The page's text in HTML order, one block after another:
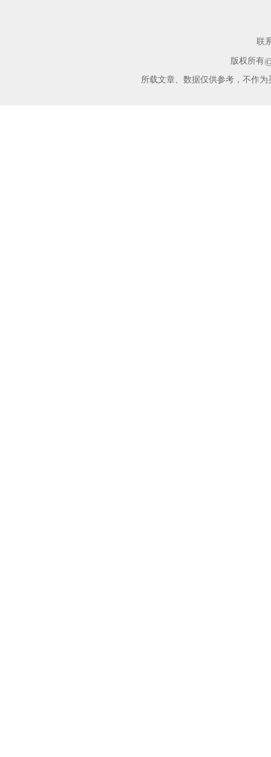
联
版权所有
所载文章、数据仅供参考，不作